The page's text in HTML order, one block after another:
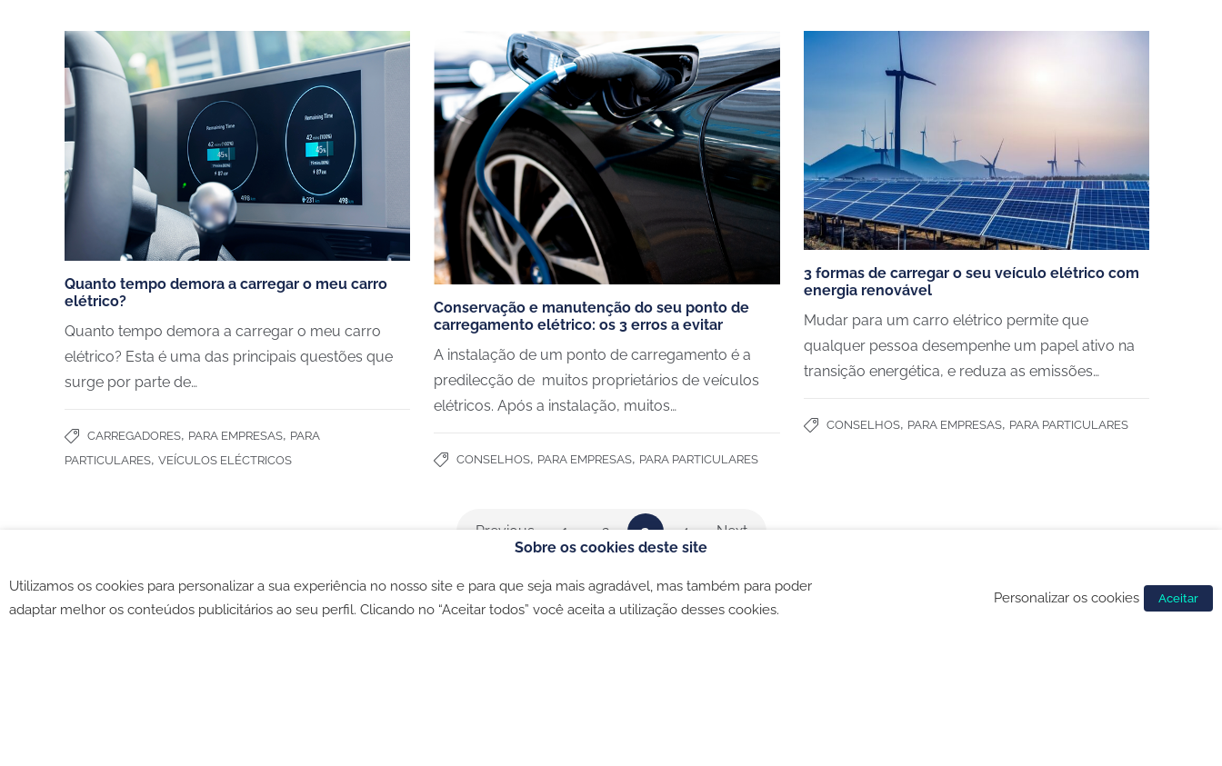
Quanto tempo demora a carregar o meu carro
elétrico?
Quanto tempo demora a carregar o meu carro
elétrico? Esta é uma das principais questões que
surge por parte de…
CARREGADORES, PARA EMPRESAS, PARA
PARTICULARES, VEÍCULOS ELÉCTRICOS
Conservação e manutenção do seu ponto de
carregamento elétrico: os 3 erros a evitar
A instalação de um ponto de carregamento é a
predilecção de muitos proprietários de veículos
elétricos. Após a instalação, muitos…
CONSELHOS, PARA EMPRESAS, PARA PARTICULARES
3 formas de carregar o seu veículo elétrico com
energia renovável
Mudar para um carro elétrico permite que
qualquer pessoa desempenhe um papel ativo na
transição energética, e reduza as emissões…
CONSELHOS, PARA EMPRESAS, PARA PARTICULARES
Previous 1 2 3 4 Next
CHARGEGURU – PORTUGAL
Contate-nos
Sobre nós
Para se tornar parceiro
Português (Portugal)
SERVIÇOS
Frotas e empresas
Hoteis, restaurantes e comercios
BLOG
Escolher o seu carregador
Estudos de caso
Poupanças carro elétrico
Todos os artigos
VEÍCULOS ELETRICOS
Carros elétricos
Carros híbrido plug-in
Veículos elétricos de mercadorias
Parceiros de:
- Política de privacidade Livro de Reclamações
Sobre os cookies deste site
Utilizamos os cookies para personalizar a sua experiência no nosso site e para que seja mais agradável, mas também para poder
adaptar melhor os conteúdos publicitários ao seu perfil. Clicando no “Aceitar todos” você aceita a utilização desses cookies.
Personalizar os cookies Aceitar